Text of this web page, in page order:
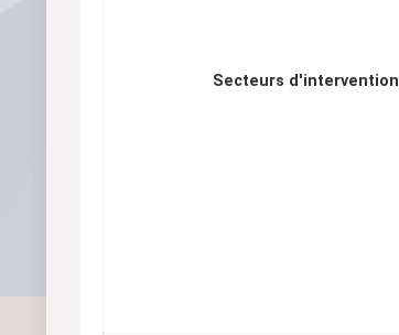
Secteurs d'intervention